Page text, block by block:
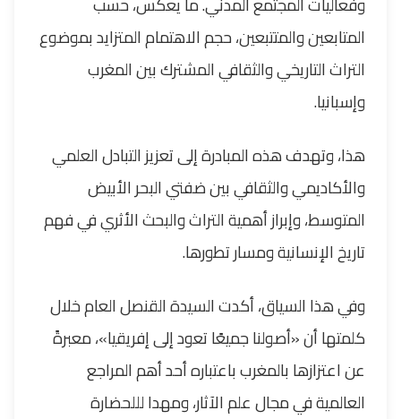
المتابعين والمتتبعين، حجم الاهتمام المتزايد بموضوع
التراث التاريخي والثقافي المشترك بين المغرب
وإسبانيا.
هذا، وتهدف هذه المبادرة إلى تعزيز التبادل العلمي
والأكاديمي والثقافي بين ضفتي البحر الأبيض
المتوسط، وإبراز أهمية التراث والبحث الأثري في فهم
تاريخ الإنسانية ومسار تطورها.
وفي هذا السياق، أكدت السيدة القنصل العام خلال
كلمتها أن «أصولنا جميعًا تعود إلى إفريقيا»، معبرةً
عن اعتزازها بالمغرب باعتباره أحد أهم المراجع
العالمية في مجال علم الآثار، ومهدا لللحضارة